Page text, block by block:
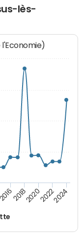
lès-
l'Economie)
20162018202020222024